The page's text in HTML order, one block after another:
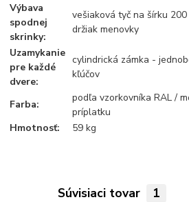
Výbava
spodnej
skrinky:
vešiaková tyč na šírku
držiak menovky
Uzamykanie
pre každé
dvere:
cylindrická zámka -
kľúčov
Farba:
podľa vzorkovníka RAL /
príplatku
Hmotnosť:
59 kg
Súvisiaci tovar 1